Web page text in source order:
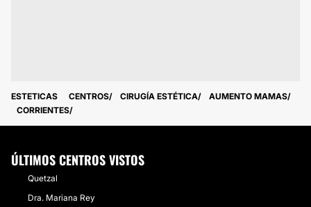
ESTETICAS CENTROS CIRUGÍA ESTÉTICA
AUMENTO MAMAS
CORRIENTES
ÚLTIMOS CENTROS VISTOS
Quetzal
Dra. Mariana Rey